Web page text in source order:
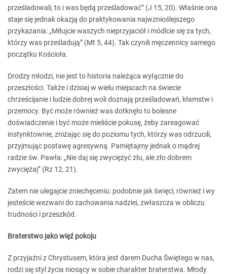
prześladowali, to i was będą prześladować” (J 15, 20). Właśnie ona
staje się jednak okazją do praktykowania najwznioślejszego
przykazania: „Miłujcie waszych nieprzyjaciół i módlcie się za tych,
którzy was prześladują” (Mt 5, 44). Tak czynili męczennicy samego
początku Kościoła.
Drodzy młodzi, nie jest to historia należąca wyłącznie do
przeszłości. Także i dzisiaj w wielu miejscach na świecie
chrześcijanie i ludzie dobrej woli doznają prześladowań, kłamstw i
przemocy. Być może również was dotknęło to bolesne
doświadczenie i być może mieliście pokusę, żeby zareagować
instynktownie, zniżając się do poziomu tych, którzy was odrzucili,
przyjmując postawę agresywną. Pamiętajmy jednak o mądrej
radzie św. Pawła: „Nie daj się zwyciężyć złu, ale zło dobrem
zwyciężaj” (Rz 12, 21).
Zatem nie ulegajcie zniechęceniu: podobnie jak święci, również i wy
jesteście wezwani do zachowania nadziei, zwłaszcza w obliczu
trudności i przeszkód.
Braterstwo jako więź pokoju
Z przyjaźni z Chrystusem, która jest darem Ducha Świętego w nas,
rodzi się styl życia niosący w sobie charakter braterstwa. Młody